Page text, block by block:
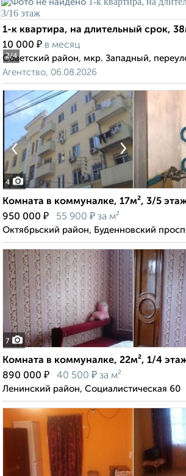
2/4
1-к квартира, на длительный срок,
10 000 ₽ в месяц
Советский район, мкр. Западный,
Агентство, 06.08.2026
4
Комната в коммуналке, 17м², 3/5
950 000 ₽ 55 900 ₽ за м²
Октябрьский район, Буденновский
7
Комната в коммуналке, 22м², 1/4
890 000 ₽ 40 500 ₽ за м²
Ленинский район, Социалистическая 60